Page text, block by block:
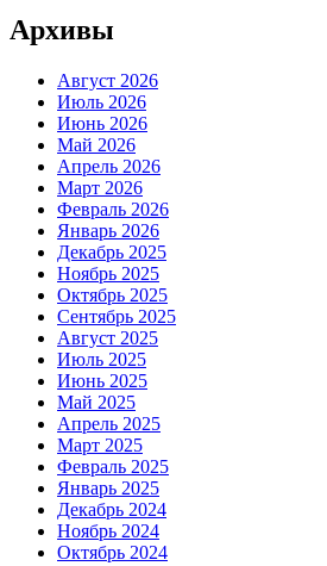
Архивы
Август 2026
Июль 2026
Июнь 2026
Май 2026
Апрель 2026
Март 2026
Февраль 2026
Январь 2026
Декабрь 2025
Ноябрь 2025
Октябрь 2025
Сентябрь 2025
Август 2025
Июль 2025
Июнь 2025
Май 2025
Апрель 2025
Март 2025
Февраль 2025
Январь 2025
Декабрь 2024
Ноябрь 2024
Октябрь 2024